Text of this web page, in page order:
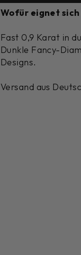
Wofür eignet
Fast 0,9 Karat in
Dunkle Fancy-
Designs.
Versand aus